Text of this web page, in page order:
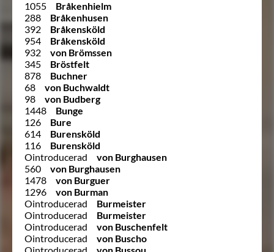
1055
Bråkenhielm
288
Bråkenhusen
392
Bråkensköld
954
Bråkensköld
932
von Brömssen
345
Bröstfelt
878
Buchner
68
von Buchwaldt
98
von Budberg
1448
Bunge
126
Bure
614
Burensköld
116
Burensköld
Ointroducerad
von Burghausen
560
von Burghausen
1478
von Burguer
1296
von Burman
Ointroducerad
Burmeister
Ointroducerad
Burmeister
Ointroducerad
von Buschenfelt
Ointroducerad
von Buscho
Ointroducerad
von Bussou